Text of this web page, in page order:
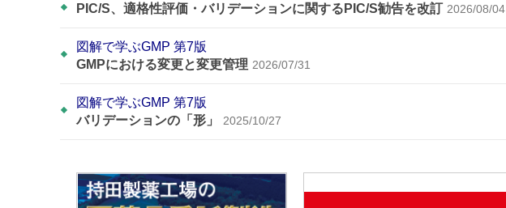
PIC/S、適格性評価・バリデーションに関するPIC/S勧告を改訂 2026/08/04
図解で学ぶGMP 第7版
GMPにおける変更と変更管理 2026/07/31
図解で学ぶGMP 第7版
バリデーションの「形」
2025/10/27